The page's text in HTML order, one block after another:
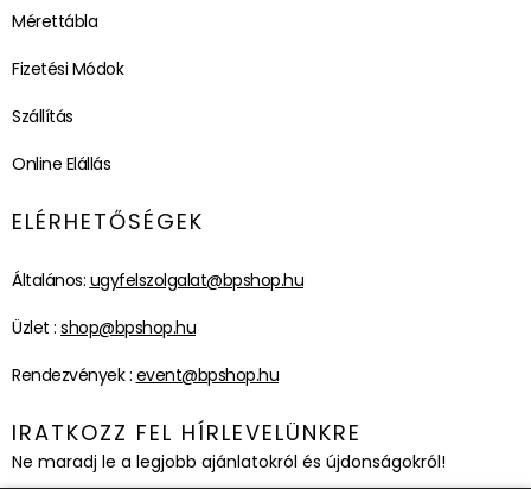
Mérettábla
Fizetési Módok
Szállítás
Online Elállás
ELÉRHETŐSÉGEK
Általános: ugyfelszolgalat@bpshop.hu
Üzlet : shop@bpshop.hu
Rendezvények : event@bpshop.hu
IRATKOZZ FEL HÍRLEVELÜNKRE
Ne maradj le a legjobb ajánlatokról és újdonságokról!